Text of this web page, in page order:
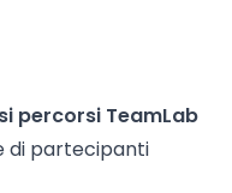
percorsi TeamLab
di partecipanti